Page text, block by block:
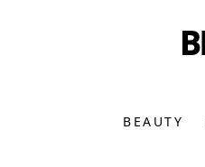
BEAUTY